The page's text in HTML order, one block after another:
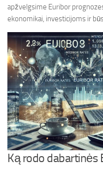
apžvelgsime Euribor
ekonomikai, investicijoms ir
Ką rodo dabartinės